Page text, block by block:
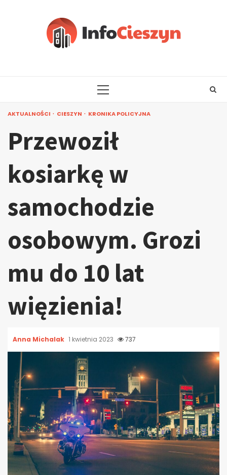
PRIMARY
AKTUALNOŚCI CIESZYN KRONIKA POLICYJNA
Przewoził
kosiarkę w
samochodzie
osobowym. Grozi
mu do 10 lat
więzienia!
Anna Michalak 1 kwietnia 2023 737